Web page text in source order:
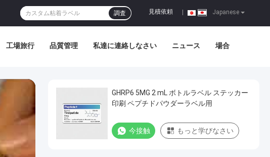
Japanese
見積依頼
調査
工場旅行 品質管理 私達に連絡しなさい ニュース 場合
GHRP6 5MG 2 mL ボトルラベル ステッカー
印刷 ペプチドパウダーラベル用
今接触 もっと学びなさい